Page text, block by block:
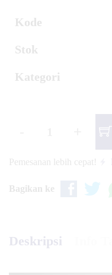
Kode
Stok
Kategori
Pemesanan lebih cepat!
Bagikan ke
Deskripsi